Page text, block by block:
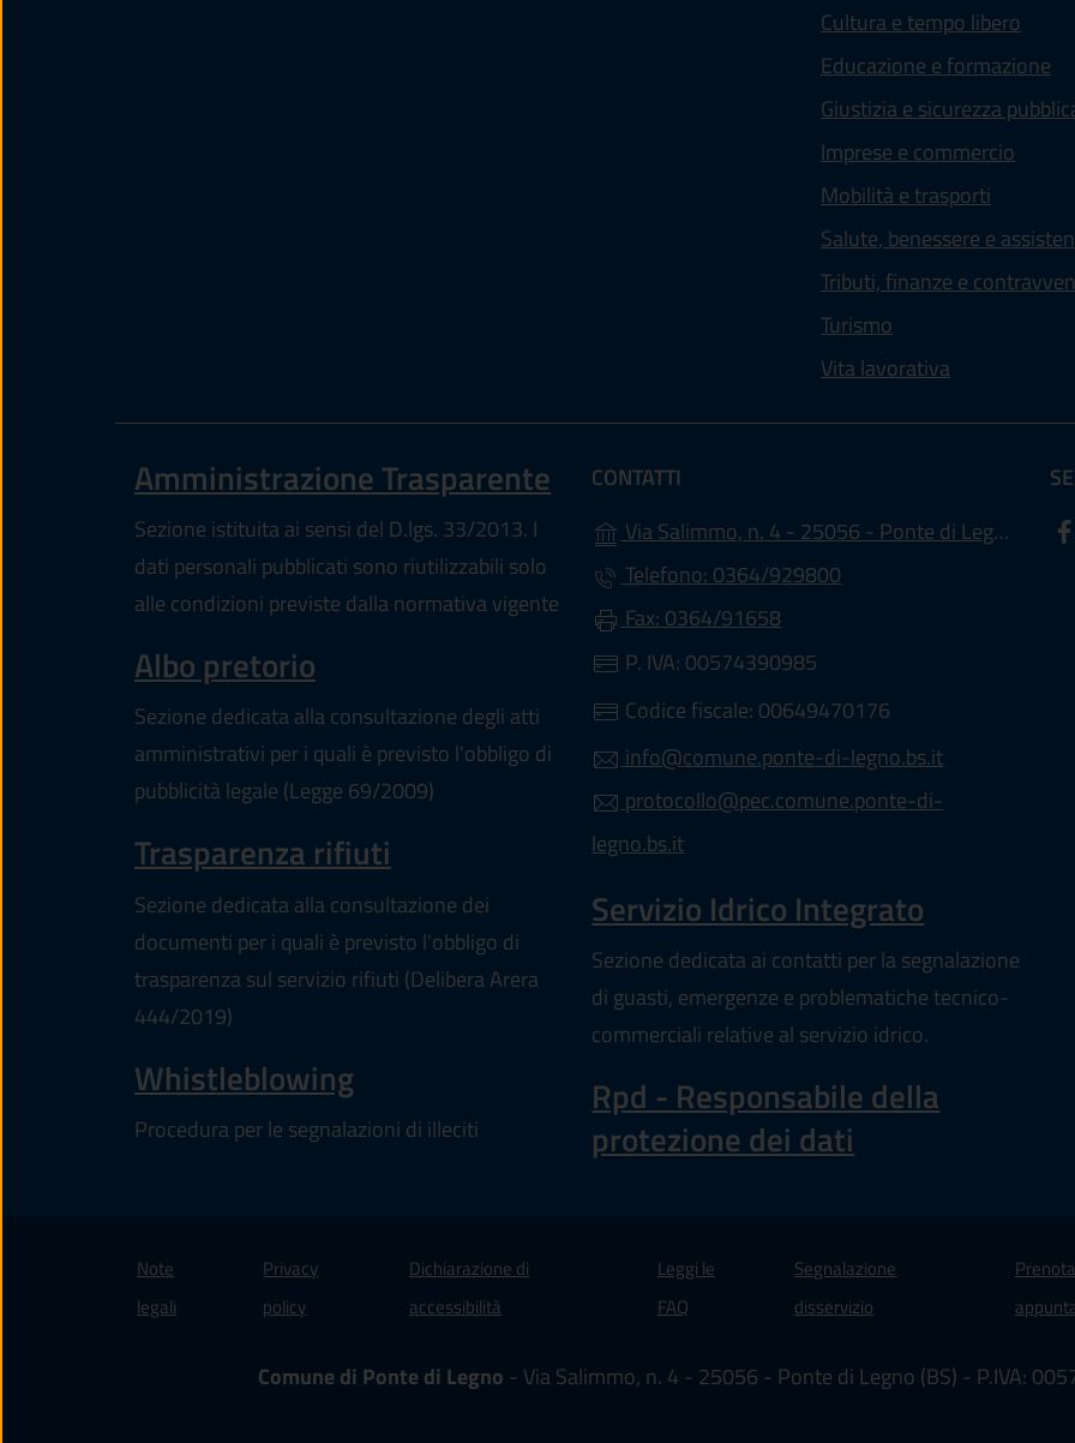
Cultura e tempo libero
Educazione e formazione
Giustizia e sicurezza
Imprese e commercio
Mobilità e trasporti
Salute, benessere e
Tributi, finanze e
Turismo
Vita lavorativa
Amministrazione Trasparente
Sezione istituita ai sensi del D.lgs. 33/2013. I
dati personali pubblicati sono riutilizzabili solo
alle condizioni previste dalla normativa vigente
Albo pretorio
Sezione dedicata alla consultazione degli atti
amministrativi per i quali è previsto l'obbligo di
pubblicità legale (Legge 69/2009)
Trasparenza rifiuti
Sezione dedicata alla consultazione dei
documenti per i quali è previsto l'obbligo di
trasparenza sul servizio rifiuti (Delibera Arera
444/2019)
Whistleblowing
Procedura per le segnalazioni di illeciti
CONTATTI
Via Salimmo, n. 4 - 25056 - Ponte di Legno (BS)
Telefono: 0364/929800
Fax: 0364/91658
P. IVA: 00574390985
Codice fiscale: 00649470176
info@comune.ponte-di-legno.bs.it
protocollo@pec.comune.ponte-di-
legno.bs.it
Servizio Idrico Integrato
Sezione dedicata ai contatti per la segnalazione
di guasti, emergenze e problematiche tecnico-
commerciali relative al servizio idrico.
Rpd - Responsabile della
protezione dei dati
Note
legali
Privacy
policy
Dichiarazione di
accessibilità (apre in un'altra scheda).
Leggi le
FAQ
Segnalazione
disservizio
Comune di Ponte di Legno - Via Salimmo, n. 4 - 25056 - Ponte di Legno (BS) - P.IVA: